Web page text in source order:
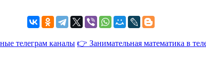
телеграм каналы 👉 Занимательная математика в